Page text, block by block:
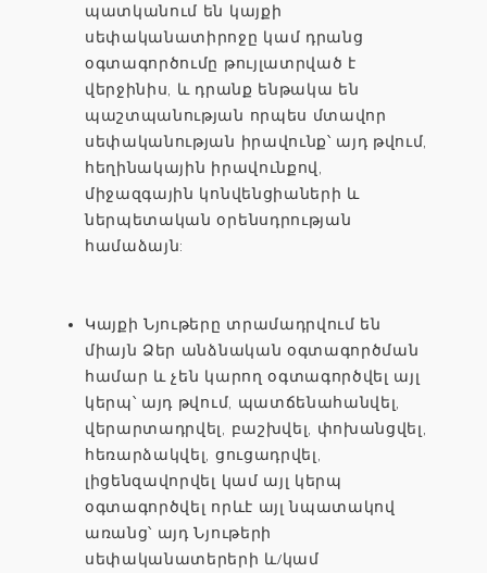
պատկանում են կայքի
սեփականատիրոջը կամ դրանց
օգտագործումը թույլատրված է
վերջինիս, և դրանք ենթակա են
պաշտպանության որպես մտավոր
սեփականության իրավունք՝ այդ թվում,
հեղինակային իրավունքով,
միջազգային կոնվենցիաների և
ներպետական օրենսդրության
համաձայն:
Կայքի Նյութերը տրամադրվում են
միայն Ձեր անձնական օգտագործման
համար և չեն կարող օգտագործվել այլ
կերպ՝ այդ թվում, պատճենահանվել,
վերարտադրվել, բաշխվել, փոխանցվել,
հեռարձակվել, ցուցադրվել,
լիցենզավորվել կամ այլ կերպ
օգտագործվել որևէ այլ նպատակով
առանց՝ այդ Նյութերի
սեփականատերերի և/կամ